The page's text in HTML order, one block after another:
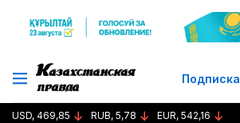
Подписка
USD, 469,85 RUB, 5,78 EUR, 542,16